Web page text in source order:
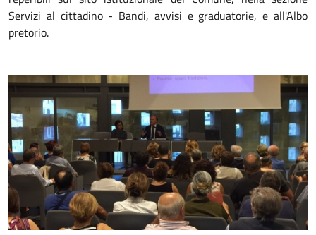
Servizi al cittadino - Bandi, avvisi e graduatorie, e all'Albo
pretorio.